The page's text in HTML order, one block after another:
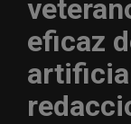
eficaz